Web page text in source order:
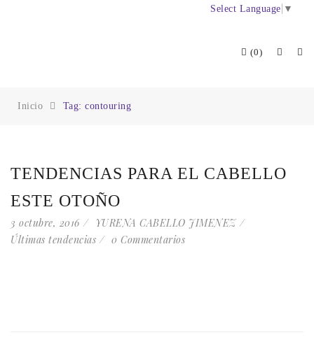
Select Language ▼
(0)
Inicio Tag: contouring
TENDENCIAS PARA EL CABELLO
ESTE OTOÑO
3 octubre, 2016
YURENA CABELLO JIMENEZ
Últimas tendencias
0 Commentarios